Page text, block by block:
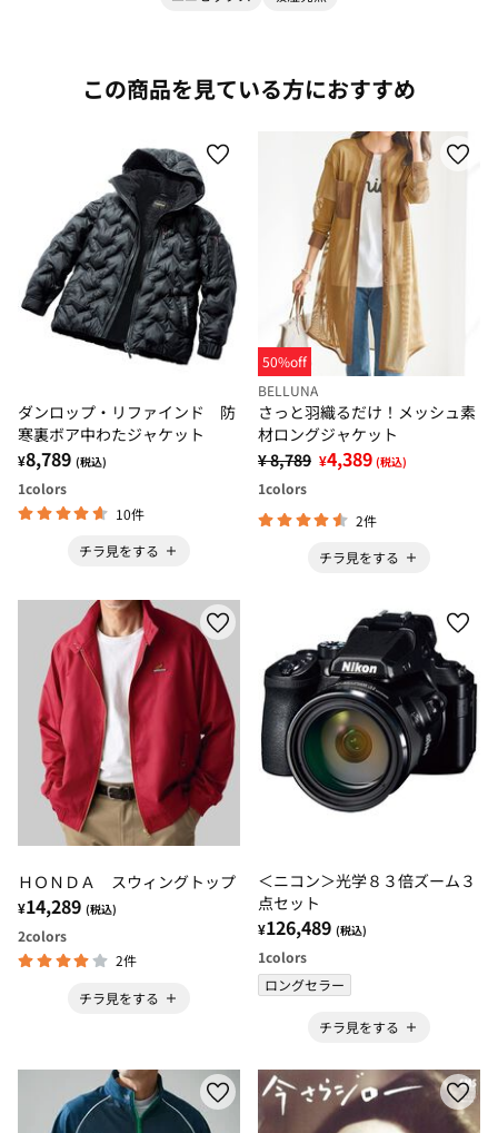
この商品を見ている方におすすめ
ダンロップ・リファインド 防
寒裏ボア中わたジャケット
¥8,789 (税込)
1colors
10件
チラ見をする
50%off
BELLUNA
さっと羽織るだけ！メッシュ素
材ロングジャケット
¥ 8,789 ¥4,389 (税込)
1colors
2件
チラ見をする
ＨＯＮＤＡ スウィングトップ
¥14,289 (税込)
2colors
2件
チラ見をする
＜ニコン＞光学８３倍ズーム３
点セット
¥126,489 (税込)
1colors
ロングセラー
チラ見をする